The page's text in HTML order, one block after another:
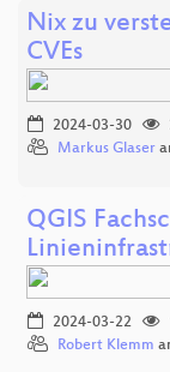
Nix zu
CVEs
2024-03-30
Markus Glaser
QGIS
2024-03-22
Robert Klemm